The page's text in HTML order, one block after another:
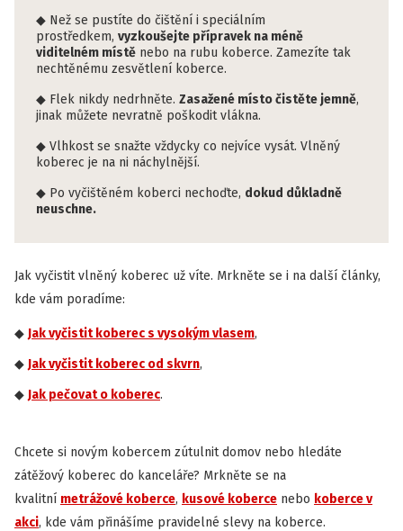
Než se pustíte do čištění i speciálním
prostředkem, vyzkoušejte přípravek na méně
viditelném místě nebo na rubu koberce. Zamezíte tak
nechtěnému zesvětlení koberce.
Flek nikdy nedrhněte. Zasažené místo čistěte jemně,
jinak můžete nevratně poškodit vlákna.
Vlhkost se snažte vždycky co nejvíce vysát. Vlněný
koberec je na ni náchylnější.
Po vyčištěném koberci nechoďte, dokud důkladně
neuschne.
Jak vyčistit vlněný koberec už víte. Mrkněte se i na další články,
kde vám poradíme:
Jak vyčistit koberec s vysokým vlasem,
Jak vyčistit koberec od skvrn,
Jak pečovat o koberec.
Chcete si novým kobercem zútulnit domov nebo hledáte
zátěžový koberec do kanceláře? Mrkněte se na
kvalitní metrážové koberce, kusové koberce nebo koberce v
akci, kde vám přinášíme pravidelné slevy na koberce.